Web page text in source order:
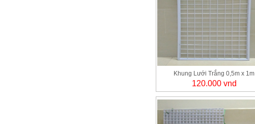
Khung Lưới Trắng 0,5m x 1m
120.000 vnd